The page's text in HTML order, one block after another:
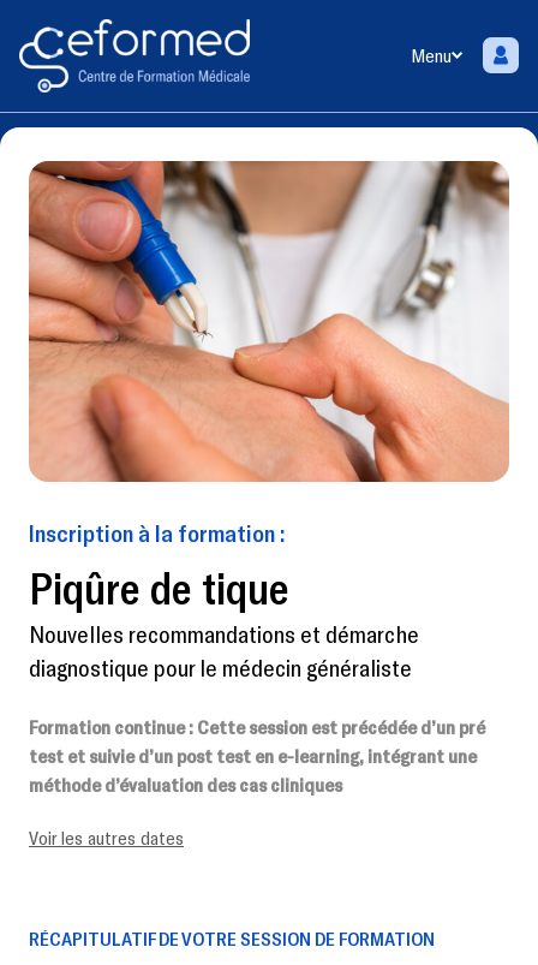
Menu
Inscription à la formation :
Piqûre de tique
Nouvelles recommandations et démarche
diagnostique pour le médecin généraliste
Formation continue: Cette session est précédée d’un pré
test et suivie d’un post test en e-learning, intégrant une
méthode d’évaluation des cas cliniques
Voir les autres dates
RÉCAPITULATIF DE VOTRE SESSION DE FORMATION